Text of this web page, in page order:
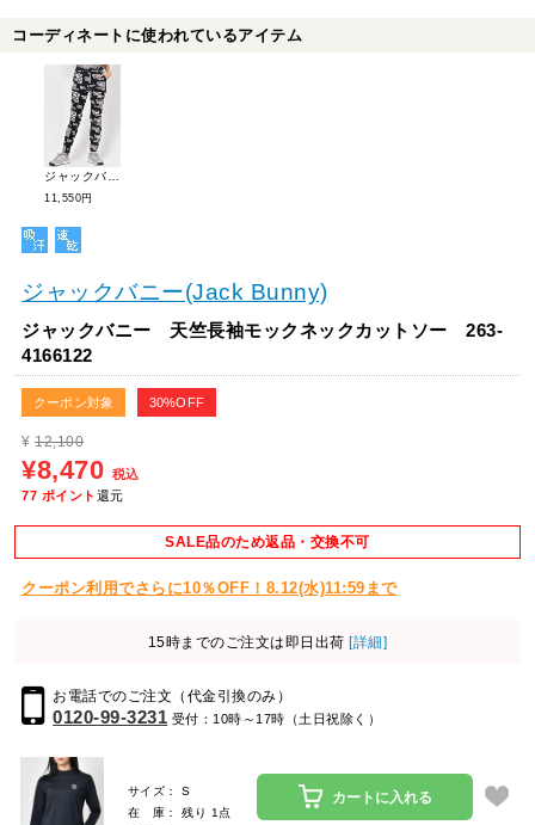
コーディネートに使われているアイテム
11,550円
ジャックバニー(Jack Bunny)
ジャックバニー 天竺長袖モックネックカットソー 263-
4166122
クーポン対象 30%OFF
¥ 12,100
¥8,470 税込
77 ポイント 還元
SALE品のため返品・交換不可
クーポン利用でさらに10％OFF！8.12(水)11:59まで
15時までのご注文は即日出荷 [詳細]
お電話でのご注文（代金引換のみ）
0120-99-3231 受付：10時～17時（土日祝除く）
サイズ： S
在 庫： 残り 1点
カートに入れる